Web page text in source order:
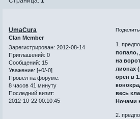
UmaCura
Clan Member
Зарегистрирован: 2012-08-14
Приглашений: 0
Сообщений: 15
Уважение: [+0/-0]
Провел на форуме:
8 часов 41 минуту
Последний визит:
2012-10-22 00:10:45
1.
попало,
на
лионах
орен в
весь
Ночами
2.